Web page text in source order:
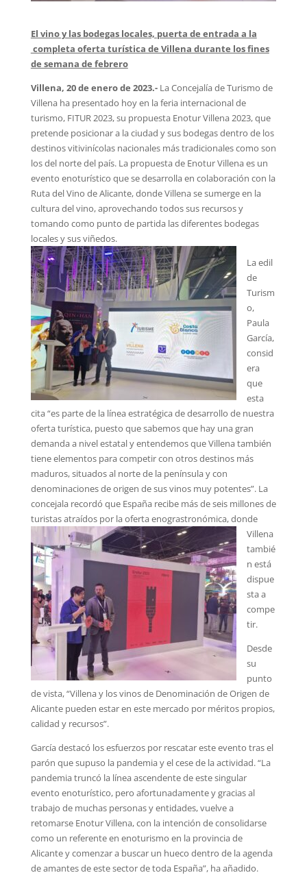
El vino y las bodegas locales, puerta de entrada a la
completa oferta turística de Villena durante los fines
de semana de febrero
Villena, 20 de enero de 2023.- La Concejalía de Turismo de
Villena ha presentado hoy en la feria internacional de
turismo, FITUR 2023, su propuesta Enotur Villena 2023, que
pretende posicionar a la ciudad y sus bodegas dentro de los
destinos vitivinícolas nacionales más tradicionales como son
los del norte del país. La propuesta de Enotur Villena es un
evento enoturístico que se desarrolla en colaboración con la
Ruta del Vino de Alicante, donde Villena se sumerge en la
cultura del vino, aprovechando todos sus recursos y
tomando como punto de partida las diferentes bodegas
locales y sus viñedos.
La edil
de
Turism
o,
Paula
García,
consid
era
que
esta
cita “es parte de la línea estratégica de desarrollo de nuestra
oferta turística, puesto que sabemos que hay una gran
demanda a nivel estatal y entendemos que Villena también
tiene elementos para competir con otros destinos más
maduros, situados al norte de la península y con
denominaciones de origen de sus vinos muy potentes”. La
concejala recordó que España recibe más de seis millones de
turistas atraídos por la oferta enograstronómica, donde
Villena
tambié
n está
dispue
sta a
compe
tir.
Desde
su
punto
de vista, “Villena y los vinos de Denominación de Origen de
Alicante pueden estar en este mercado por méritos propios,
calidad y recursos”.
García destacó los esfuerzos por rescatar este evento tras el
parón que supuso la pandemia y el cese de la actividad. “La
pandemia truncó la línea ascendente de este singular
evento enoturístico, pero afortunadamente y gracias al
trabajo de muchas personas y entidades, vuelve a
retomarse Enotur Villena, con la intención de consolidarse
como un referente en enoturismo en la provincia de
Alicante y comenzar a buscar un hueco dentro de la agenda
de amantes de este sector de toda España”, ha añadido.